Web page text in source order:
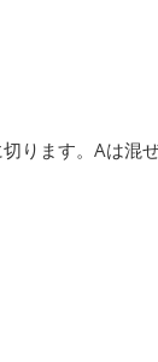
ります。Aは混